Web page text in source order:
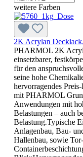
weitere Farben
2K Acrylan
PHARMOL 2K
einsetzbarer,
für den
seine hohe
hervorragendes
mit PHARMOL
Anwendungen mit
Belastungen – auch
Belastung.Typische
Anlagenbau, Bau-
Hallenbau, sowie